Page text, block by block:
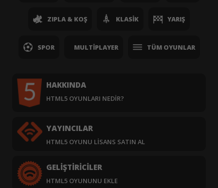
ZIPLA & KOŞ KLASIK YARIŞ
SPOR MULTIPLAYER TÜM OYUNLAR
HAKKINDA
HTML5 OYUNLARI NEDIR?
YAYINCILAR
HTML5 OYUNU LISANS SATIN AL
GELIŞTIRICILER
HTML5 OYUNUNU EKLE